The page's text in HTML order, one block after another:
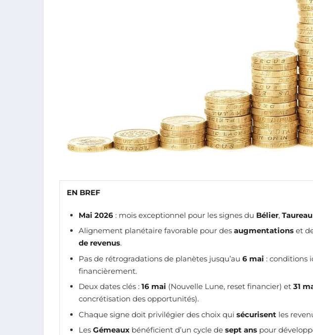
EN BREF
Mai 2026 : mois exceptionnel pour les signes du Bélier, Taureau
Alignement planétaire favorable pour des augmentations et
de revenus.
Pas de rétrogradations de planètes jusqu’au 6 mai : conditions
financièrement.
Deux dates clés : 16 mai (Nouvelle Lune, reset financier) et 31
concrétisation des opportunités).
Chaque signe doit privilégier des choix qui sécurisent les
Les Gémeaux bénéficient d’un cycle de sept ans pour